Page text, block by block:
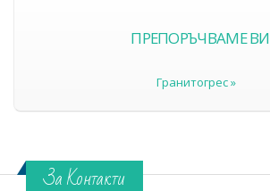
ПРЕПОРЪЧВАМЕ ВИ
Гранитогрес »
За Контакти